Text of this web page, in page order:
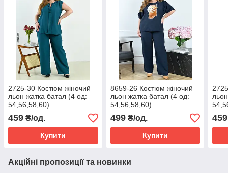
2725-30 Костюм жіночий
льон жатка батал (4 од:
54,56,58,60)
459 ₴/од.
Купити
8659-26 Костюм жіночий
льон жатка батал (4 од:
54,56,58,60)
499₴/од.
Купити
459
Акційні пропозиції та новинки